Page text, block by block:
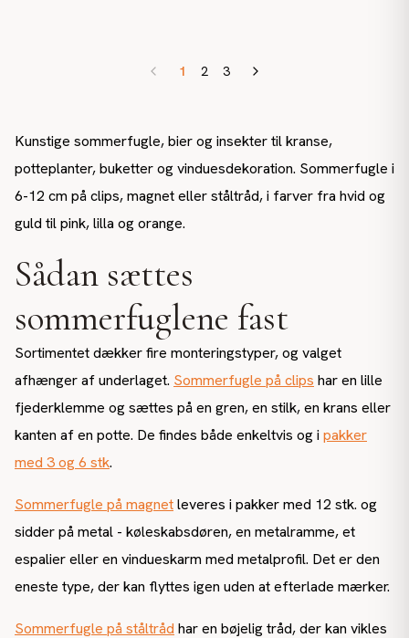
1 2 3
Kunstige sommerfugle, bier og insekter til kranse,
potteplanter, buketter og vinduesdekoration. Sommerfugle i
6-12 cm på clips, magnet eller ståltråd, i farver fra hvid og
guld til pink, lilla og orange.
Sådan sættes
sommerfuglene fast
Sortimentet dækker fire monteringstyper, og valget
afhænger af underlaget. Sommerfugle på clips har en lille
fjederklemme og sættes på en gren, en stilk, en krans eller
kanten af en potte. De findes både enkeltvis og i pakker
med 3 og 6 stk.
Sommerfugle på magnetleveres i pakker med 12 stk. og
sidder på metal - køleskabsdøren, en metalramme, et
espalier eller en vindueskarm med metalprofil. Det er den
eneste type, der kan flyttes igen uden at efterlade mærker.
Sommerfugle på ståltråd har en bøjelig tråd, der kan vikles